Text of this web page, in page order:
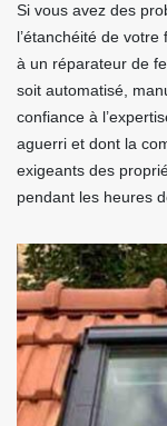
Si vous avez des
l’étanchéité de
à un réparateur de
soit automatisé,
confiance à
aguerri et dont la
exigeants des
pendant les heures